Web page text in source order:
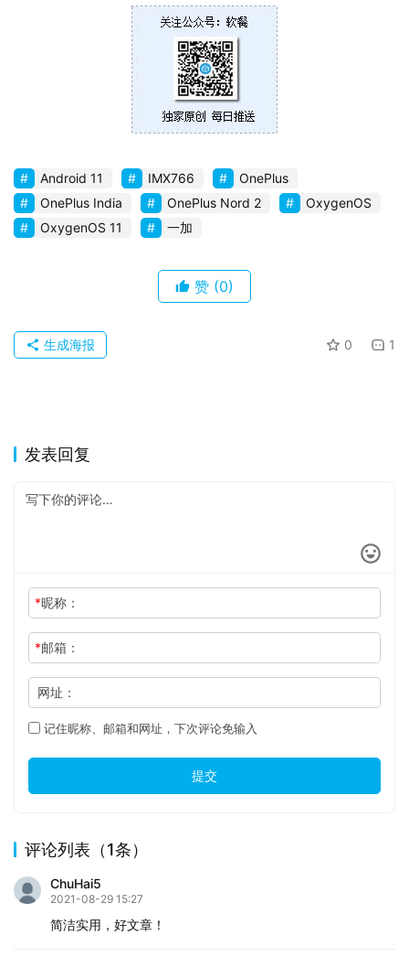
Android 11 IMX766
OnePlus
OnePlus India
OnePlus Nord 2
OxygenOS
OxygenOS 11
一加
赞 (0)
0 1
生成海报
发表回复
*昵称：
*邮箱：
网址：
记住昵称、邮箱和网址，下次评论免输入
提交
评论列表（1条）
ChuHai5
2021-08-29 15:27
简洁实用，好文章！